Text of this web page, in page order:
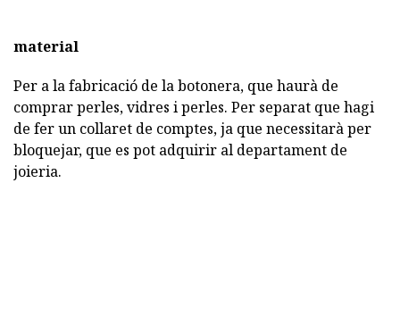
material
Per a la fabricació de la botonera, que haurà de
comprar perles, vidres i perles. Per separat que hagi
de fer un collaret de comptes, ja que necessitarà per
bloquejar, que es pot adquirir al departament de
joieria.